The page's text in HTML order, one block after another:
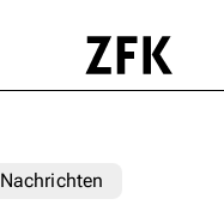
Nachrichten